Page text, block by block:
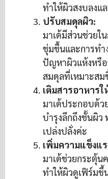
ทำให้ผิวสงบลงแ
ปรับสมดุลผิว:
มาเด้มีส่วนช่วยใ
ชุ่มชื้นและการทำ
ปัญหาผิวแห้งหรือ
สมดุลที่เหมาะสม
เติมสารอาหาร
มาเด้ประกอบด้ว
บำรุงลึกถึงชั้นผิว
เปล่งปลั่งค่ะ
เพิ่มความแข็งแ
มาเด้ช่วยกระตุ้น
ทำให้ผิวดูเฟิร์มขึ้